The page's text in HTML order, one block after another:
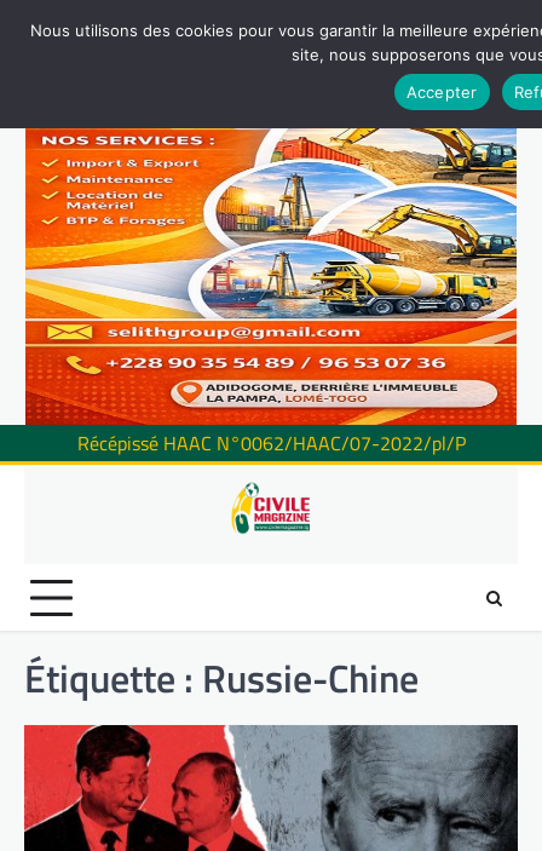
Récépissé HAAC N°0062/HAAC/07-2022/pl/P
Étiquette : Russie-Chine
Nous utilisons des cookies pour vous garantir la meilleure
site, nous supposerons que
Accepter